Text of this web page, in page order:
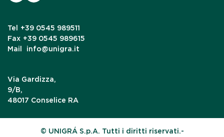
Tel
+39 0545 989511
Fax +39 0545 989615
Mail
info@unigra.it
Via Gardizza,
9/B,
48017 Conselice RA
© UNIGRÁ S.p.A. Tutti i diritti riservati.-